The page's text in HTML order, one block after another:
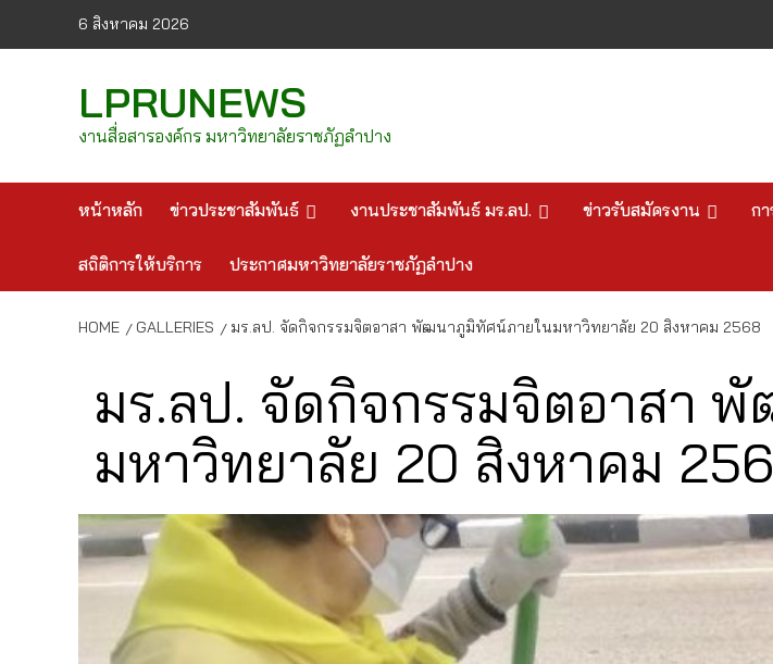
6 สิงหาคม 2026
LPRUNEWS
งานสื่อสารองค์กร มหาวิทยาลัยราชภัฏลำปาง
หน้าหลัก ข่าวประชาสัมพันธ์ งานประชาสัมพันธ์ มร.ลป. ข่าวรับสมัครงาน ก
สถิติการให้บริการ ประกาศมหาวิทยาลัยราชภัฏลำปาง
HOME GALLERIES มร.ลป. จัดกิจกรรมจิตอาสา พัฒนาภูมิทัศน์ภายในมหาวิทยาลัย 20 สิงหาคม 2568
มร.ลป. จัดกิจกรรมจิตอาสา
มหาวิทยาลัย 20 สิงหาคม